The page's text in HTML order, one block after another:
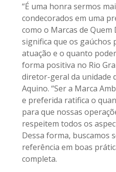
“É uma honra sermos
condecorados em uma
como o Marcas de Quem
significa que os gaúchos
atuação e o quanto
forma positiva no Rio
diretor-geral da unidade
Aquino. “Ser a Marca
e preferida ratifica o
para que nossas
respeitem todos os
Dessa forma, buscamos
referência em boas
completa.